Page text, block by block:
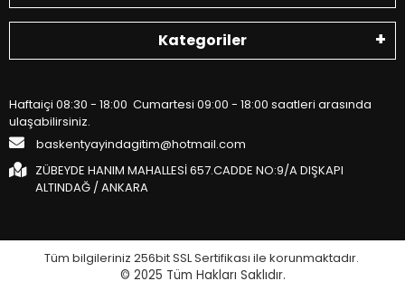
Kategoriler
Haftaiçi 08:30 - 18:00 Cumartesi 09:00 - 18:00 saatleri arasında
ulaşabilirsiniz.
baskentyayindagitim@hotmail.com
ZÜBEYDE HANIM MAHALLESİ 657.CADDE NO:9/A DIŞKAPI
ALTINDAĞ / ANKARA
Tüm bilgileriniz 256bit SSL Sertifikası ile korunmaktadır.
© 2025 Tüm Hakları Saklıdır.